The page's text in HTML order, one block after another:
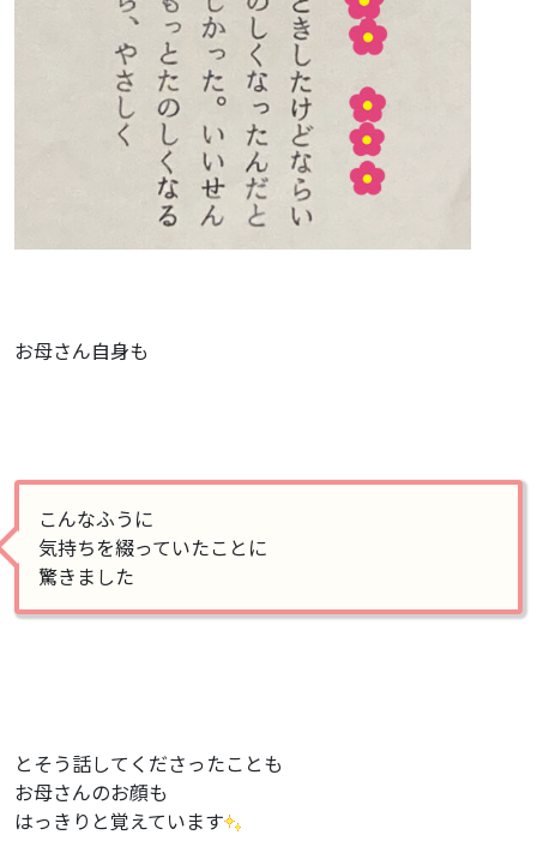
お母さん自身も
こんなふうに
気持ちを綴っていたことに
驚きました
とそう話してくださったことも
お母さんのお顔も
はっきりと覚えています